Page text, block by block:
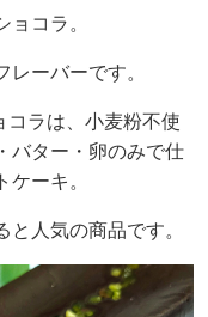
コラ。
ーバーです。
コラは、小麦粉不使
バター・卵のみで仕
ケーキ。
人気の商品です。